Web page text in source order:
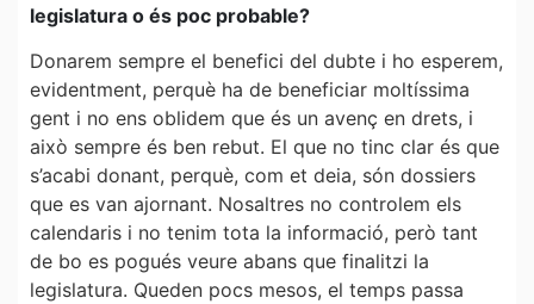
legislatura o és poc probable?
Donarem sempre el benefici del dubte i ho esperem,
evidentment, perquè ha de beneficiar moltíssima
gent i no ens oblidem que és un avenç en drets, i
això sempre és ben rebut. El que no tinc clar és que
s’acabi donant, perquè, com et deia, són dossiers
que es van ajornant. Nosaltres no controlem els
calendaris i no tenim tota la informació, però tant
de bo es pogués veure abans que finalitzi la
legislatura. Queden pocs mesos, el temps passa